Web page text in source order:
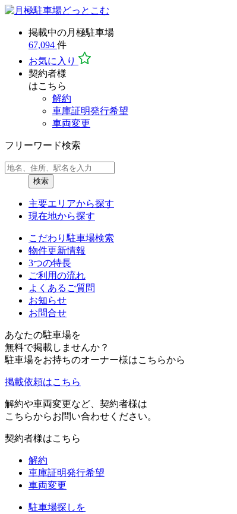
掲載中の月極駐車場
67,094 件
お気に入り
契約者様
はこちら
解約
車庫証明発行希望
車両変更
フリーワード検索
検索
主要エリアから探す
現在地から探す
こだわり駐車場検索
物件更新情報
3つの特長
ご利用の流れ
よくあるご質問
お知らせ
お問合せ
あなたの駐車場を
無料で掲載しませんか？
駐車場をお持ちのオーナー様はこちらから
掲載依頼はこちら
解約や車両変更など、契約者様は
こちらからお問い合わせください。
契約者様はこちら
解約
車庫証明発行希望
車両変更
駐車場探しを